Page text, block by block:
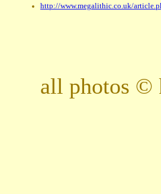
http://www.megalithic.co.uk/
all photos ©